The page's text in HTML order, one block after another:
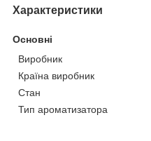
Характеристики
Основні
Виробник
Країна виробник
Стан
Тип ароматизатора